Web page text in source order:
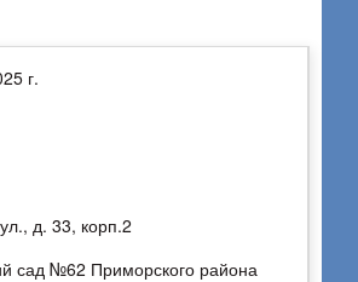
г.
д. 33, корп.2
сад №62 Приморского района